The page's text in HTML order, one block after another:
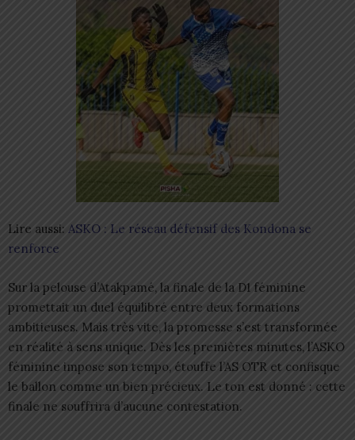
Lire aussi: ASKO : Le réseau défensif des Kondona se
renforce
Sur la pelouse d’Atakpamé, la finale de la D1 féminine
promettait un duel équilibré entre deux formations
ambitieuses. Mais très vite, la promesse s’est transformée
en réalité à sens unique. Dès les premières minutes, l’ASKO
féminine impose son tempo, étouffe l’AS OTR et confisque
le ballon comme un bien précieux. Le ton est donné : cette
finale ne souffrira d’aucune contestation.